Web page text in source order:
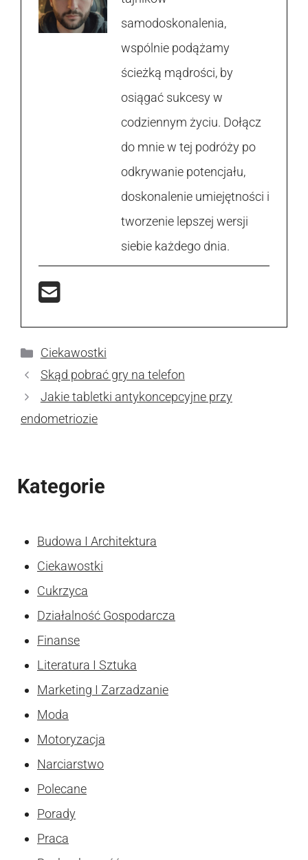
samodoskonalenia,
wspólnie podążamy
ścieżką mądrości, by
osiągać sukcesy w
codziennym życiu. Dołącz
do mnie w tej podróży po
odkrywanie potencjału,
doskonalenie umiejętności i
tworzenie lepszej wersji
siebie każdego dnia.
Kategorie
Ciekawostki
Skąd pobrać gry na telefon
Jakie tabletki antykoncepcyjne przy
endometriozie
Kategorie
Budowa I Architektura
Ciekawostki
Cukrzyca
Działalność Gospodarcza
Finanse
Literatura I Sztuka
Marketing I Zarzadzanie
Moda
Motoryzacja
Narciarstwo
Polecane
Porady
Praca